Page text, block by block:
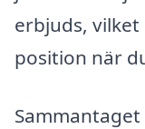
erbjuds,
position när